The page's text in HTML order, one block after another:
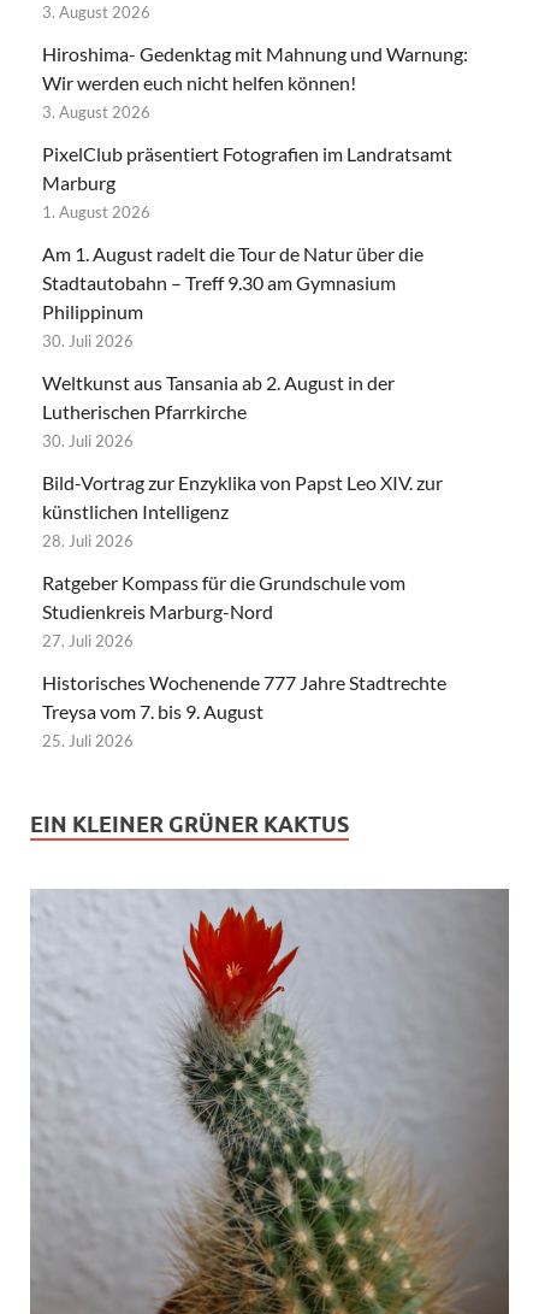
3. August 2026
Hiroshima- Gedenktag mit Mahnung und Warnung:
Wir werden euch nicht helfen können!
3. August 2026
PixelClub präsentiert Fotografien im Landratsamt
Marburg
1. August 2026
Am 1. August radelt die Tour de Natur über die
Stadtautobahn – Treff 9.30 am Gymnasium
Philippinum
30. Juli 2026
Weltkunst aus Tansania ab 2. August in der
Lutherischen Pfarrkirche
30. Juli 2026
Bild-Vortrag zur Enzyklika von Papst Leo XIV. zur
künstlichen Intelligenz
28. Juli 2026
Ratgeber Kompass für die Grundschule vom
Studienkreis Marburg-Nord
27. Juli 2026
Historisches Wochenende 777 Jahre Stadtrechte
Treysa vom 7. bis 9. August
25. Juli 2026
EIN KLEINER GRÜNER KAKTUS